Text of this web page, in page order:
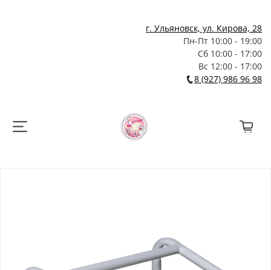
г. Ульяновск, ул. Кирова, 28
Пн-Пт 10:00 - 19:00
Сб 10:00 - 17:00
Вс 12:00 - 17:00
8 (927) 986 96 98